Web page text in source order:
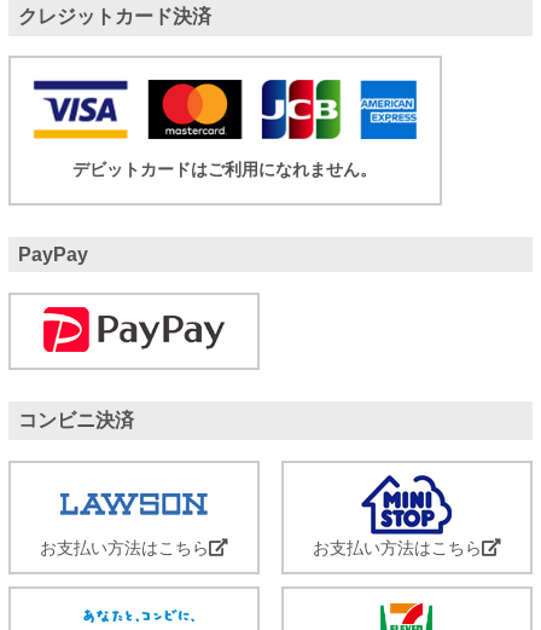
クレジットカード決済
デビットカードはご利用になれません。
PayPay
コンビニ決済
お支払い方法はこちら お支払い方法はこちら